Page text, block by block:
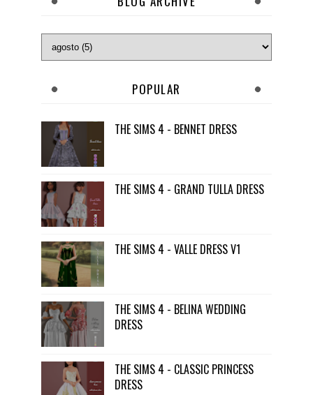
POPULAR
THE SIMS 4 - BENNET DRESS
THE SIMS 4 - GRAND TULLA DRESS
THE SIMS 4 - VALLE DRESS V1
THE SIMS 4 - BELINA WEDDING
DRESS
THE SIMS 4 - CLASSIC PRINCESS
DRESS